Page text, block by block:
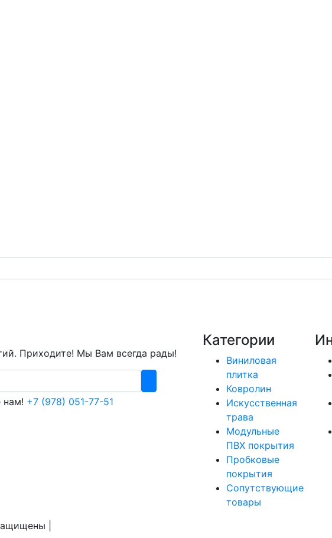
Приходите! Мы Вам всегда рады!
нам! +7 (978) 051-77-51
Категории
Виниловая
плитка
Ковролин
Искусственная
трава
Модульные
ПВХ покрытия
Пробковые
покрытия
Сопутствующие
товары